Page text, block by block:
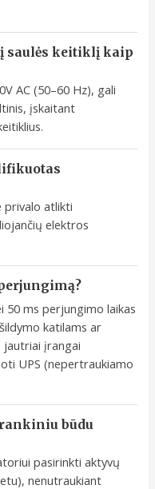
saulės keitiklį kaip
AC (50–60 Hz), gali
įskaitant
privalo atlikti
elektros
50 ms perjungimo laikas
katilams ar
jautriai įrangai
UPS (nepertraukiamo
būdu
pasirinkti aktyvų
nenutraukiant